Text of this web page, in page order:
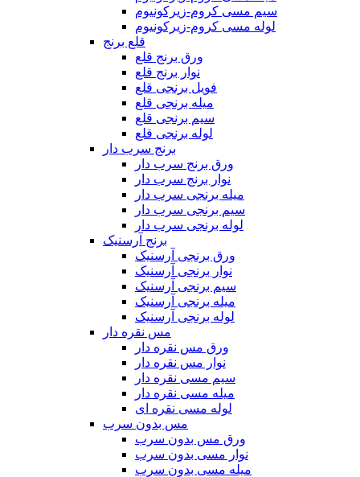
سیم مسی کروم-زیرکونیوم
لوله مسی کروم-زیرکونیوم
قلع برنج
ورق برنج قلع
نوار برنج قلع
فویل برنجی قلع
میله برنجی قلع
سیم برنجی قلع
لوله برنجی قلع
برنج سرب دار
ورق برنج سرب دار
نوار برنج سرب دار
میله برنجی سرب دار
سیم برنجی سرب دار
لوله برنجی سرب دار
برنج آرسنیک
ورق برنجی آرسنیک
نوار برنجی آرسنیک
سیم برنجی آرسنیک
میله برنجی آرسنیک
لوله برنجی آرسنیک
مس نقره دار
ورق مس نقره دار
نوار مس نقره دار
سیم مسی نقره دار
میله مسی نقره دار
لوله مسی نقره ای
مس بدون سرب
ورق مس بدون سرب
نوار مسی بدون سرب
میله مسی بدون سرب